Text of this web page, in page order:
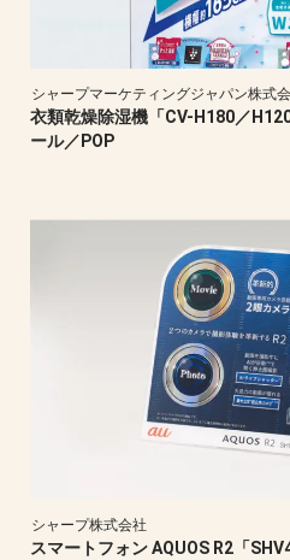
シャープマーケティングジャパン株式
衣類乾燥除湿機「CV-H180／
ール／POP
シャープ株式会社
スマートフォン AQUOS R2「